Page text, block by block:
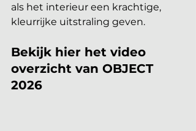
als het interieur een krachtige,
kleurrijke uitstraling geven.
Bekijk hier het video
overzicht van OBJECT
2026